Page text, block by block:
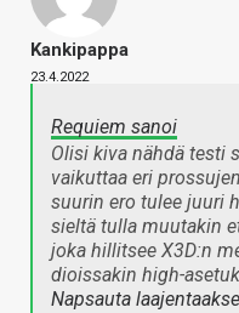
Kankipappa
23.4.2022
Requiem sanoi
Olisi kiva nähdä testi
vaikuttaa eri
suurin ero tulee juuri
sieltä tulla muutakin
joka hillitsee X3D:n
dioissakin high-
Napsauta